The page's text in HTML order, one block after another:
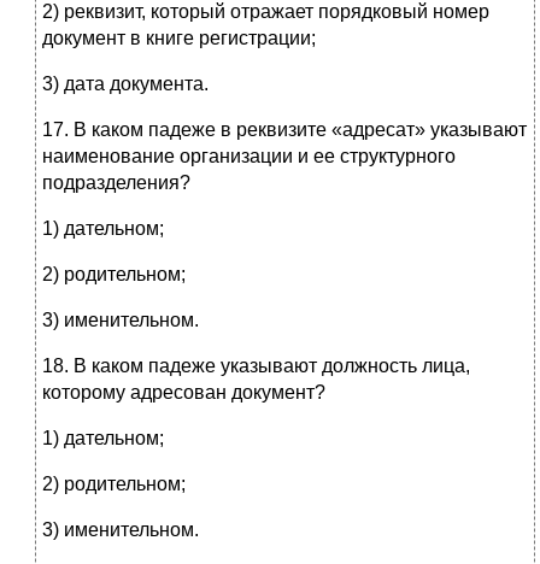
2) реквизит, который отражает порядковый номер
документ в книге регистрации;
3) дата документа.
17. В каком падеже в реквизите «адресат» указывают
наименование организации и ее структурного
подразделения?
1) дательном;
2) родительном;
3) именительном.
18. В каком падеже указывают должность лица,
которому адресован документ?
1) дательном;
2) родительном;
3) именительном.